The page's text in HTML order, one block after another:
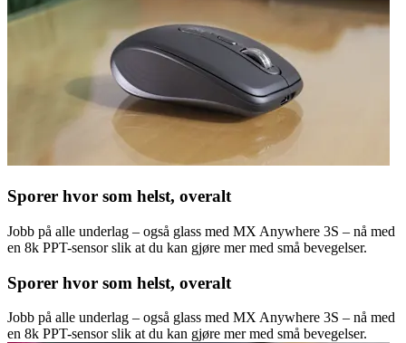
Sporer hvor som helst, overalt
Jobb på alle underlag – også glass med MX Anywhere 3S – nå med
en 8k PPT-sensor slik at du kan gjøre mer med små bevegelser.
Sporer hvor som helst, overalt
Jobb på alle underlag – også glass med MX Anywhere 3S – nå med
en 8k PPT-sensor slik at du kan gjøre mer med små bevegelser.